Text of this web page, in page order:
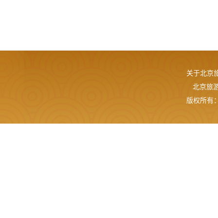
关于北京
北京旅
版权所有